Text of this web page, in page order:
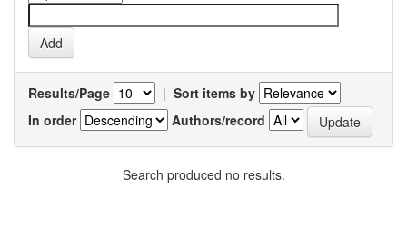
Results/Page | Sort items by
In order
Authors/record
Search produced no results.